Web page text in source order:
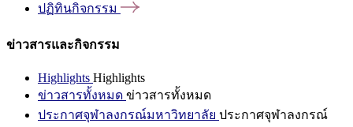
ปฏิทินกิจกรรม
ข่าวสารและกิจกรรม
Highlights Highlights
ข่าวสารทั้งหมด ข่าวสารทั้งหมด
ประกาศจุฬาลงกรณ์มหาวิทยาลัย ประกาศจุฬาลงกรณ์